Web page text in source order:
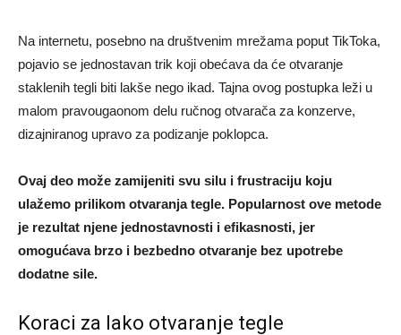
Na internetu, posebno na društvenim mrežama poput TikToka,
pojavio se jednostavan trik koji obećava da će otvaranje
staklenih tegli biti lakše nego ikad. Tajna ovog postupka leži u
malom pravougaonom delu ručnog otvarača za konzerve,
dizajniranog upravo za podizanje poklopca.
Ovaj deo može zamijeniti svu silu i frustraciju koju
ulažemo prilikom otvaranja tegle. Popularnost ove metode
je rezultat njene jednostavnosti i efikasnosti, jer
omogućava brzo i bezbedno otvaranje bez upotrebe
dodatne sile.
Koraci za lako otvaranje tegle